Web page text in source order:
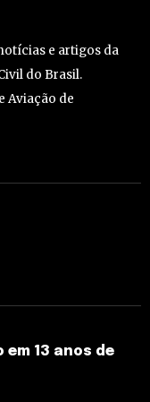
e artigos da
do Brasil.
Aviação de
em 13 anos de